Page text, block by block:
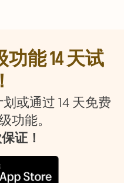
能 14 天试
或通过 14 天免费
功能。
证！